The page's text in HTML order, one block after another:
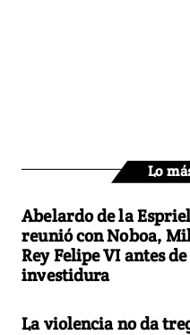
Lo
Abelardo de la
reunió con Noboa,
Rey Felipe VI antes de
investidura
La violencia no da